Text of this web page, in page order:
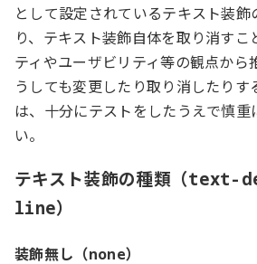
として設定されているテキスト装
り、テキスト装飾自体を取り消すこ
ティやユーザビリティ等の観点から
うしても変更したり取り消したり
は、十分にテストをしたうえで慎重
い。
テキスト装飾の種類（text-
line）
装飾無し（none）